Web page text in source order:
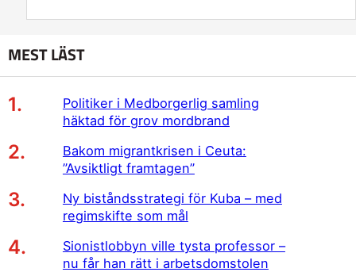
MEST LÄST
Politiker i Medborgerlig samling
häktad för grov mordbrand
Bakom migrantkrisen i Ceuta:
”Avsiktligt framtagen”
Ny biståndsstrategi för Kuba – med
regimskifte som mål
Sionistlobbyn ville tysta professor –
nu får han rätt i arbetsdomstolen